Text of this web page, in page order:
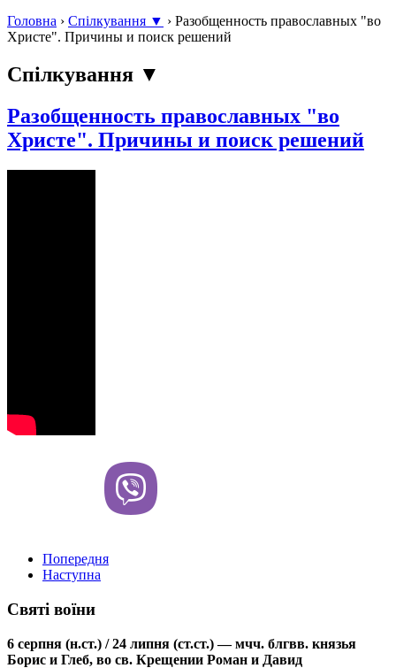
Головна › Спілкування ▼ › Разобщенность православных "во
Христе". Причины и поиск решений
Спілкування ▼
Разобщенность православных "во
Христе". Причины и поиск решений
Попередня
Наступна
Святі воїни
6 серпня (н.ст.) / 24 липня (ст.ст.) — мчч. блгвв. князья
Борис и Глеб, во св. Крещении Роман и Давид